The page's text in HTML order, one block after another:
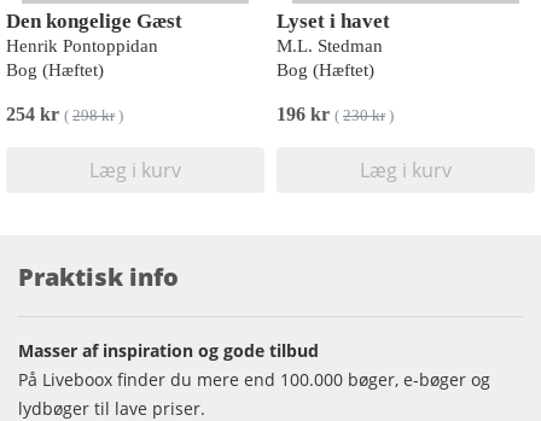
Den kongelige Gæst
Henrik Pontoppidan
Bog (Hæftet)
254 kr ( 298 kr)
Læg i kurv
Lyset i havet
M.L. Stedman
Bog (Hæftet)
196 kr ( 230 kr)
Læg i kurv
Praktisk info
Masser af inspiration og gode tilbud
På Liveboox finder du mere end 100.000 bøger, e-bøger og
lydbøger til lave priser.